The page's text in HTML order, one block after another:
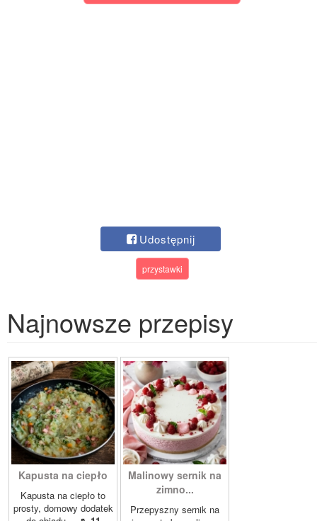
Udostępnij
przystawki
Najnowsze przepisy
Kapusta na ciepło
Kapusta na ciepło to
prosty, domowy dodatek
Malinowy sernik na
zimno...
Przepyszny sernik na